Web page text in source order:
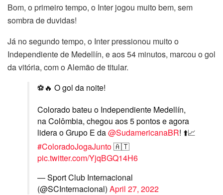
Bom, o primeiro tempo, o Inter jogou muito bem, sem
sombra de duvidas!
Já no segundo tempo, o Inter pressionou muito o
Independiente de Medellín, e aos 54 minutos, marcou o gol
da vitória, com o Alemão de titular.
⚽️🔥 O gol da noite!
Colorado bateu o Independiente Medellín,
na Colômbia, chegou aos 5 pontos e agora
lidera o Grupo E da@SudamericanaBR! ⬆️📈
#ColoradoJogaJunto🇦🇹
pic.twitter.com/YjqBGQ14H6
— Sport Club Internacional
(@SCInternacional) April 27, 2022